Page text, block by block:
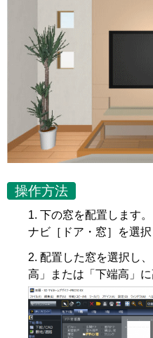
操作方法
下の窓を配置します。
ナビ［ドア・窓］を選択
配置した窓を選択し
高」または「下端高」に